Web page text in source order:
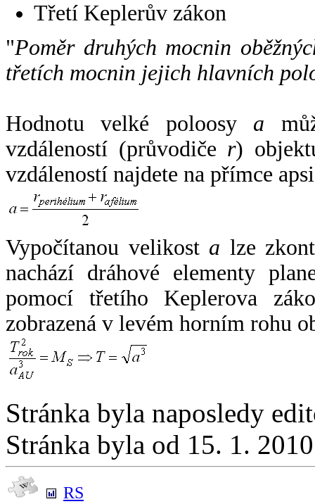
Třetí Keplerův zákon
"Poměr druhých mocnin
třetích mocnin jejich hlavních
Hodnotu velké poloosy a
vzdáleností (průvodiče r)
vzdáleností najdete na přímce
Vypočítanou velikost a lze
nachází dráhové elementy
pomocí třetího Keplerova
zobrazená v levém horním rohu
Stránka byla naposledy
Stránka byla od 15. 1.
RS